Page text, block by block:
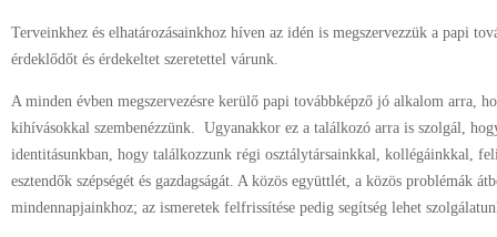
Terveinkhez és elhatározásainkhoz híven az idén is megszervezzük a papi
érdeklődőt és érdekeltet szeretettel várunk.
A minden évben megszervezésre kerülő papi továbbképző jó alkalom arra,
kihívásokkal szembenézzünk. Ugyanakkor ez a találkozó arra is szolgál,
identitásunkban, hogy találkozzunk régi osztálytársainkkal, kollégáinkkal,
esztendők szépségét és gazdagságát. A közös együttlét, a közös problémák
mindennapjainkhoz; az ismeretek felfrissítése pedig segítség lehet